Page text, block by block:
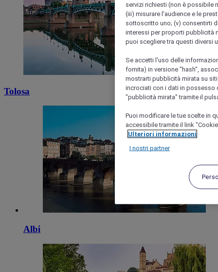
Tolosa
Albi
servizi richiesti (non è possibile
(iii) misurare l'audience e le
sottoscritto uno; (v) consentirti
interessi per proporti pubblicità
puoi scegliere tra questi diversi
Se accetti l'uso delle
fornita) in versione "hash",
mostrarti pubblicità mirata su
incrociati con i dati in possesso
"pubblicità mirata" tramite il
Puoi modificare le tue scelte in
accessibile tramite il link
Ulteriori informazioni
I nostri partner